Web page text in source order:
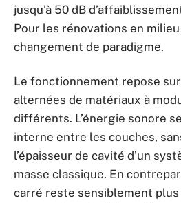
jusqu’à 50 dB
Pour les rénovations en
changement de paradigme.
Le fonctionnement repose
alternées de matériaux à
différents. L’énergie sonore
interne entre les couches,
l’épaisseur de cavité d’un
masse classique. En
carré reste sensiblement plus